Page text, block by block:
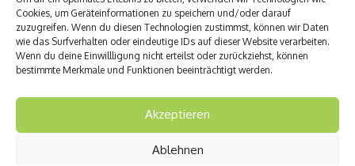
Cookies, um Geräteinformationen zu speichern und/oder darauf
zuzugreifen. Wenn du diesen Technologien zustimmst, können wir Daten
wie das Surfverhalten oder eindeutige IDs auf dieser Website verarbeiten.
Wenn du deine Einwillligung nicht erteilst oder zurückziehst, können
bestimmte Merkmale und Funktionen beeinträchtigt werden.
Akzeptieren
Ablehnen
Unfall-
Studie:
Was
der
Unters
zwisch
en
Frauen
und
Nächster Beitrag
Creme
s ohne
Konser
fe im